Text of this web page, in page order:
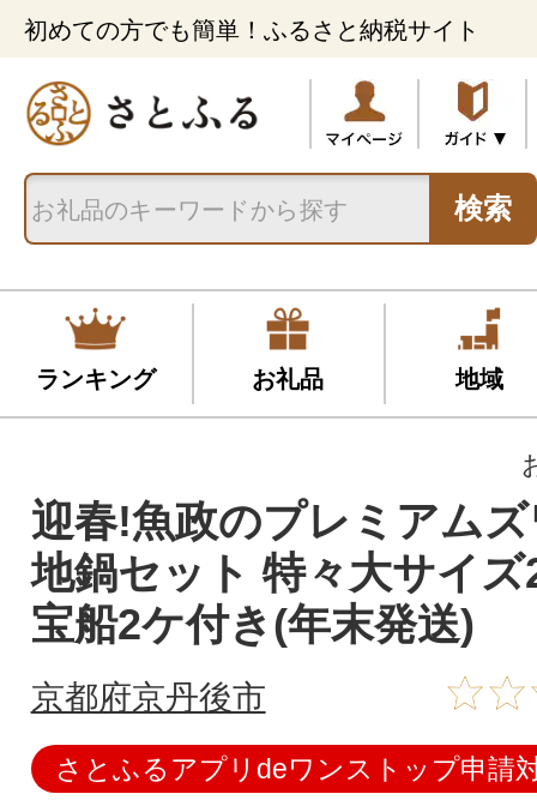
初めての方でも簡単！ふるさと納税サイト
検索
ランキング お礼品 地域
迎春!魚政のプレミアム
地鍋セット 特々大サイ
宝船2ケ付き(年末発送)
京都府京丹後市
さとふるアプリdeワンストップ申請